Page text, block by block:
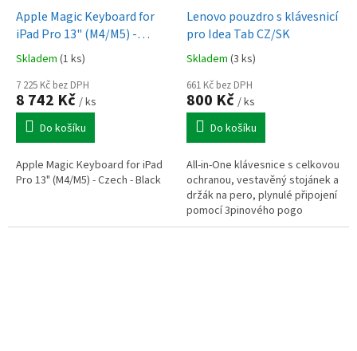
Apple Magic Keyboard for
iPad Pro 13" (M4/M5) -
Czech - Black (MWR53CZ/A)
Skladem (1 ks)
7 225 Kč bez DPH
8 742 Kč / ks
Do košíku
Apple Magic Keyboard for iPad
Pro 13" (M4/M5) - Czech - Black
Lenovo pouzdro s klávesnicí
pro Idea Tab CZ/SK
Skladem (3 ks)
661 Kč bez DPH
800 Kč / ks
Do košíku
All-in-One klávesnice s celkovou
ochranou, vestavěný stojánek a
držák na pero, plynulé připojení
pomocí 3pinového pogo
konektoru